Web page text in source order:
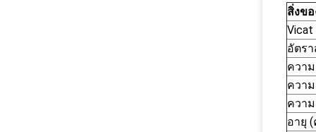
สิ่งขอ
อัตร
ควา
ควา
ควา
อายุ